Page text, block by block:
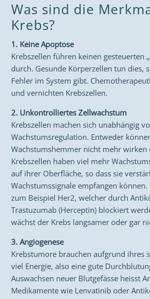
Was sind die
Krebs?
1. Keine Apoptose
Krebszellen führen keinen gesteuerten
durch. Gesunde Körperzellen tun dies,
Fehler im System gibt.
und vernichten Krebszellen.
2. Unkontrolliertes Zellwachstum
Krebszellen machen sich unabhängig
Wachstumsregulation. Entweder
Wachstumshemmer nicht mehr wirken
Krebszellen haben viel mehr
auf ihrer Oberfläche, so dass sie
Wachstumssignale empfangen können.
zum Beispiel Her2, welcher durch
Trastuzumab (Herceptin) blockiert
wächst der Krebs langsamer oder gar
3. Angiogenese
Krebstumore brauchen aufgrund ihres
viel Energie, also eine gute
Auswachsen neuer Blutgefässe heisst
Medikamente wie Lenvatinib oder